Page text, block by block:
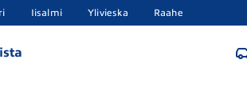
Iisalmi Ylivieska Raahe